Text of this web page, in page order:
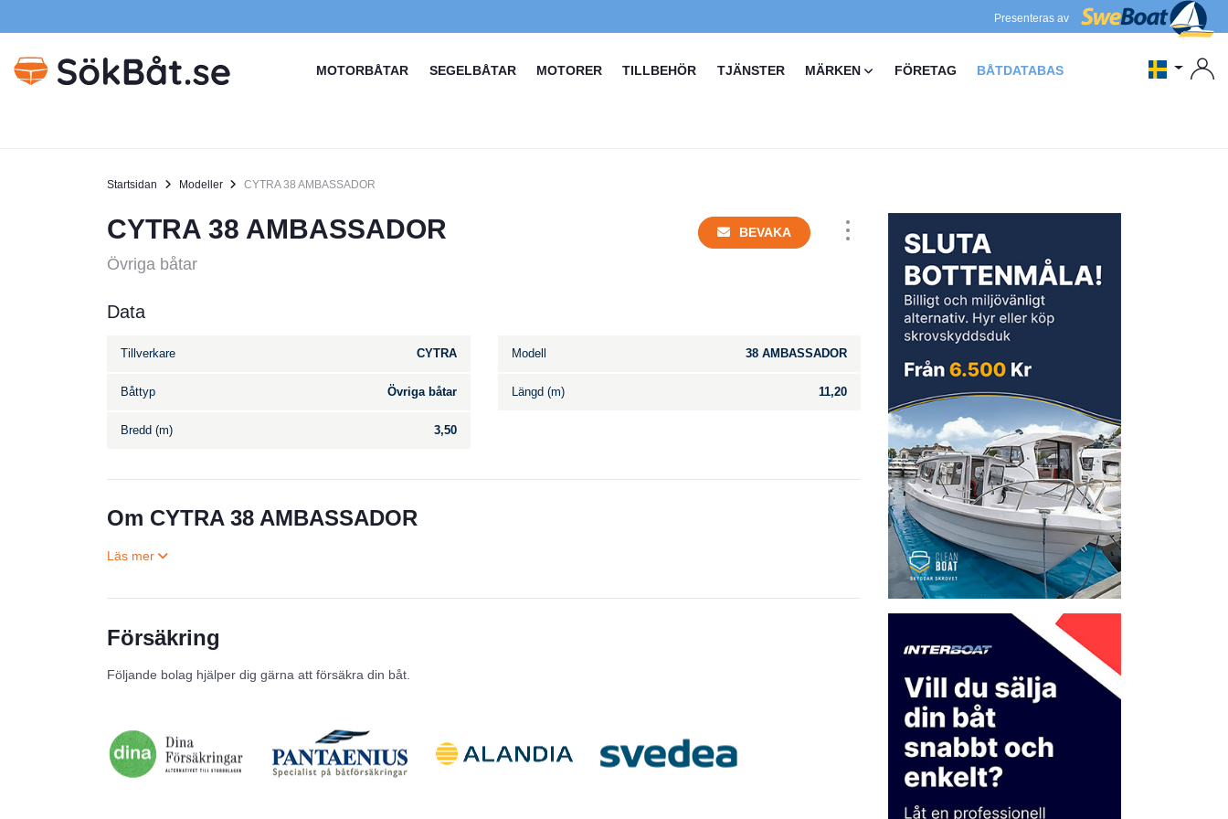
Presenteras av
MOTORBÅTAR SEGELBÅTAR MOTORER TILLBEHÖR TJÄNSTER MÄRKEN FÖRETAG BÅTDATABAS
Startsidan Modeller CYTRA 38 AMBASSADOR
CYTRA 38 AMBASSADOR
Övriga båtar
BEVAKA
Data
Tillverkare CYTRA Modell 38 AMBASSADOR
Båttyp Övriga båtar Längd (m) 11,20
Bredd (m) 3,50
Om CYTRA 38 AMBASSADOR
Försäkring
Följande bolag hjälper dig gärna att försäkra din båt.